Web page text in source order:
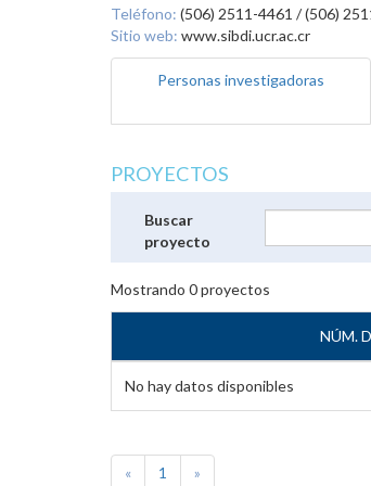
Teléfono: (506) 2511-4461 / (506)
Sitio web: www.sibdi.ucr.ac.cr
Personas investigadoras
PROYECTOS
Buscar
proyecto
Mostrando 0proyectos
NÚM.
No hay datos disponibles
« 1 »